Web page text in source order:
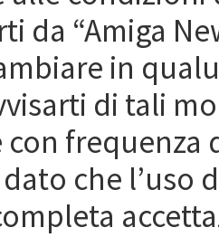
da “Amiga
in
di tali
frequenza
che l’uso